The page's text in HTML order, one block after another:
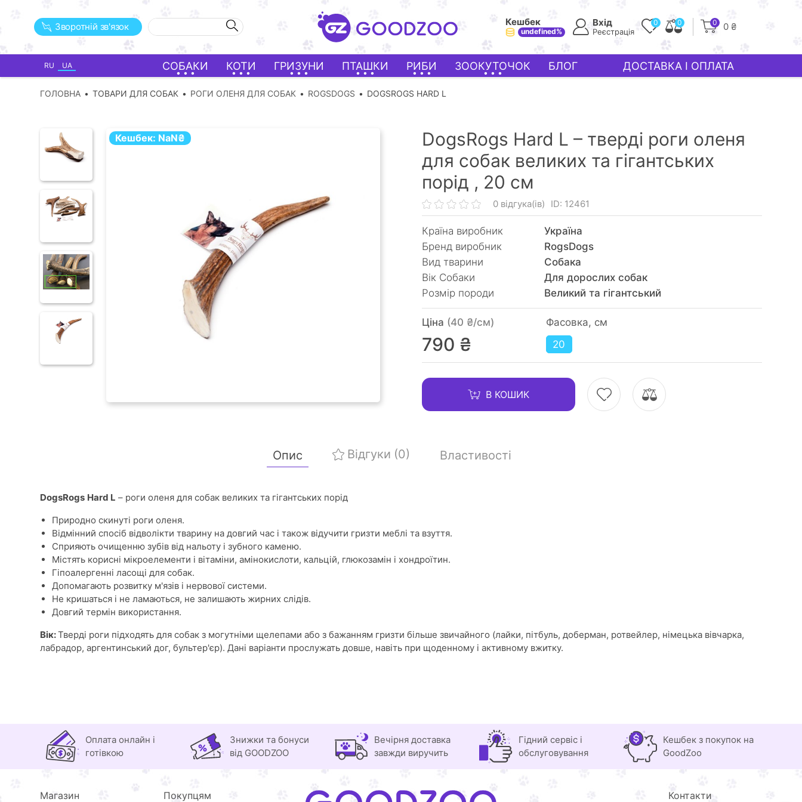
Зворотній зв'язок Кешбек
undefined%
Вхід
Реєстрація
0 0 0 0 ₴
RU UA СОБАКИ КОТИ ГРИЗУНИ ПТАШКИ РИБИ ЗООКУТОЧОК БЛОГ ДОСТАВКА І ОПЛАТА
ГОЛОВНА ТОВАРИ ДЛЯ СОБАК РОГИ ОЛЕНЯ ДЛЯ СОБАК ROGSDOGS DOGSROGS HARD L
Кешбек: NaN₴
DogsRogs Hard L – тверді роги оленя
для собак великих та гігантських
порід , 20 см
0 відгука(ів) ID: 12461
Країна виробник
Україна
Бренд виробник
RogsDogs
Вид тварини
Собака
Вік Собаки
Для дорослих собак
Розмір породи
Великий та гігантський
Ціна (40 ₴/см)
790 ₴
Фасовка, см
20
В КОШИК
Опис Відгуки (0) Властивості
DogsRogs Hard L – роги оленя для собак великих та гігантських порід
Природно скинуті роги оленя.
Відмінний спосіб відволікти тварину на довгий час і також відучити гризти меблі та взуття.
Сприяють очищенню зубів від нальоту і зубного каменю.
Містять корисні мікроелементи і вітаміни, амінокислоти, кальцій, глюкозамін і хондроїтин.
Гіпоалергенні ласощі для собак.
Допомагають розвитку м'язів і нервової системи.
Не кришаться і не ламаються, не залишають жирних слідів.
Довгий термін використання.
Вік:Тверді роги підходять для собак з могутніми щелепами або з бажанням гризти більше звичайного (лайки, пітбуль, доберман, ротвейлер, німецька вівчарка,
лабрадор, аргентинський дог, бультер'єр). Дані варіанти прослужать довше, навіть при щоденному і активному вжитку.
Оплата онлайн і
готівкою
Знижки та бонуси
від GOODZOO
Вечірня доставка
завжди виручить
Гідний сервіс і
обслуговування
Кешбек з покупок на
GoodZoo
Магазин Покупцям Контакти